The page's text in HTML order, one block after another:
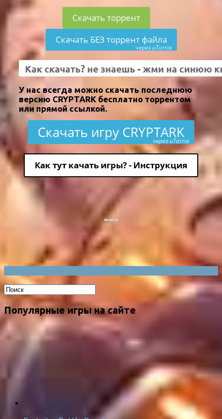
Скачать торрент
Скачать БЕЗ торрент файла
через uTorria
У нас всегда можно скачать последнюю
версию CRYPTARK бесплатно торрентом
или прямой ссылкой.
Скачать игру CRYPTARK
через uTorria
Как тут качать игры? - Инструкция
Популярные игры на сайте